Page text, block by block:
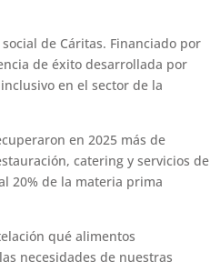
de Cáritas. Financiado por
de éxito desarrollada por
en el sector de la
en 2025 más de
catering y servicios de
20% de la materia prima
qué alimentos
necesidades de nuestras